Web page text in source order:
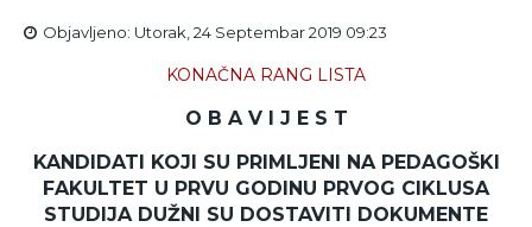
Objavljeno: Utorak, 24 Septembar 2019 09:23
KONAČNA RANG LISTA
O B A V I J E S T
KANDIDATI KOJI SU PRIMLJENI NA PEDAGOŠKI
FAKULTET U PRVU GODINU PRVOG CIKLUSA
STUDIJA DUŽNI SU DOSTAVITI DOKUMENTE